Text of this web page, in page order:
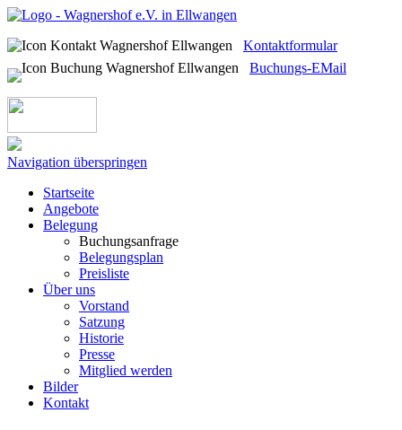
Kontaktformular
Buchungs-EMail
Navigation überspringen
Startseite
Angebote
Belegung
Buchungsanfrage
Belegungsplan
Preisliste
Über uns
Vorstand
Satzung
Historie
Presse
Mitglied werden
Bilder
Kontakt